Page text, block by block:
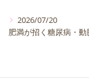
2026/07/20